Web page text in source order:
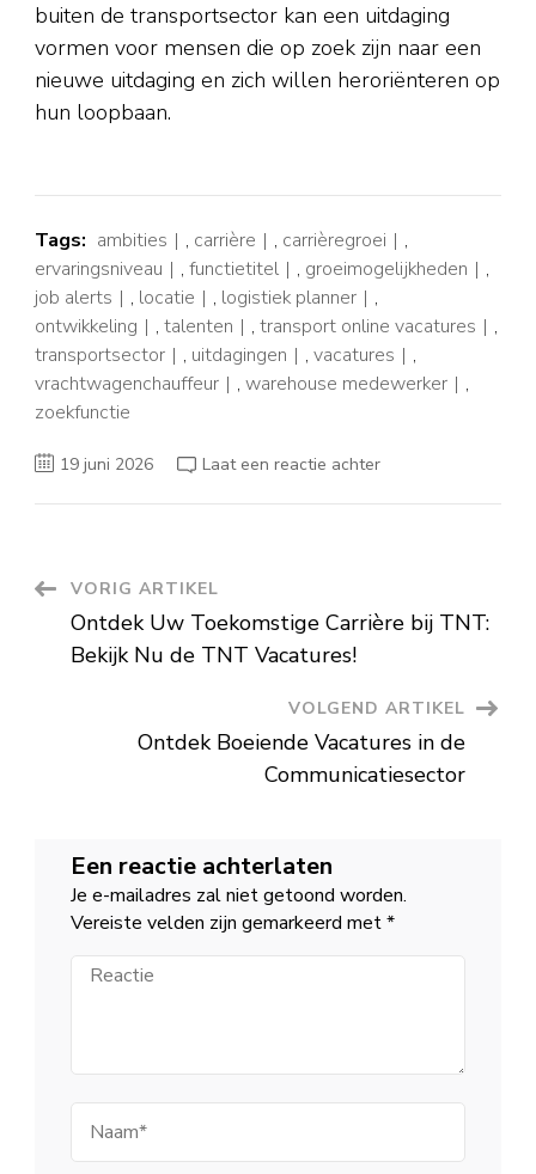
buiten de transportsector kan een uitdaging
vormen voor mensen die op zoek zijn naar een
nieuwe uitdaging en zich willen heroriënteren op
hun loopbaan.
Tags: ambities , carrière , carrièregroei
,
ervaringsniveau
, functietitel , groeimogelijkheden
,
job alerts
, locatie , logistiek planner
,
ontwikkeling
, talenten , transport online vacatures
,
transportsector
, uitdagingen , vacatures
,
vrachtwagenchauffeur
, warehouse medewerker
,
zoekfunctie
19 juni 2026 Laat een reactie achterop
Transport
Online
Berichtnavigatie
VORIG ARTIKEL
Ontdek Uw Toekomstige Carrière bij TNT:
Bekijk Nu de TNT Vacatures!
VOLGEND ARTIKEL
Ontdek Boeiende Vacatures in de
Communicatiesector
Een reactie achterlaten
Je e-mailadres zal niet getoond worden.
Vereiste velden zijn gemarkeerd met*
Reactie